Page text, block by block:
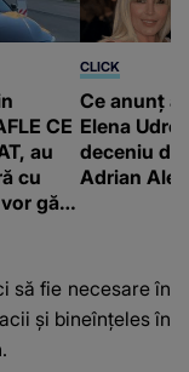
CE
au
cu
găsi
o
pe
CLICK
Ce anunț a
Elena
deceniu de
Adrian
să fie necesare în
și bineînțeles în